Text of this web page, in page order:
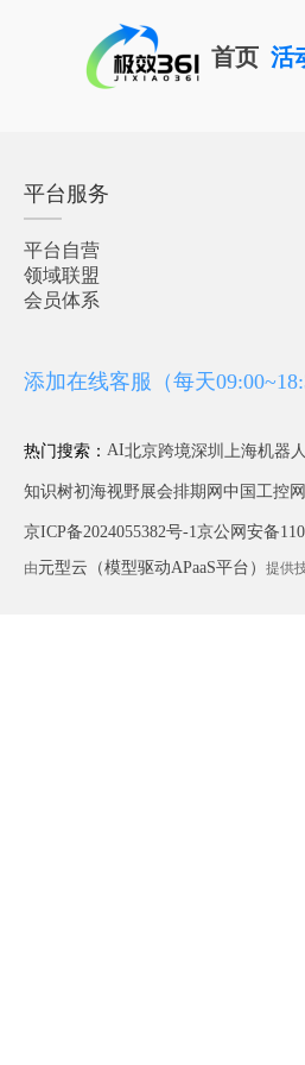
首页 活
平台服务
平台自营
领域联盟
会员体系
添加在线客服（每天
热门搜索： AI北京跨境深圳 上海机器人
知识树初海视野展会排期网 中国工控网
京ICP备2024055382号-1京公网安备
由元型云（模型驱动APaaS平台） 提供